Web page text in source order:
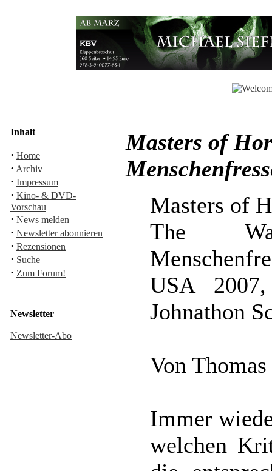
Inhalt
· Home
· Archiv
· Impressum
· Kino- & DVD-
Vorschau
· News melden
· Newsletter abonnieren
· Rezensionen
· Suche
· Zum Forum!
Newsletter
Newsletter-Abo
Masters of
Masters of
The
USA
Johnathon
Von
Immer
welchen